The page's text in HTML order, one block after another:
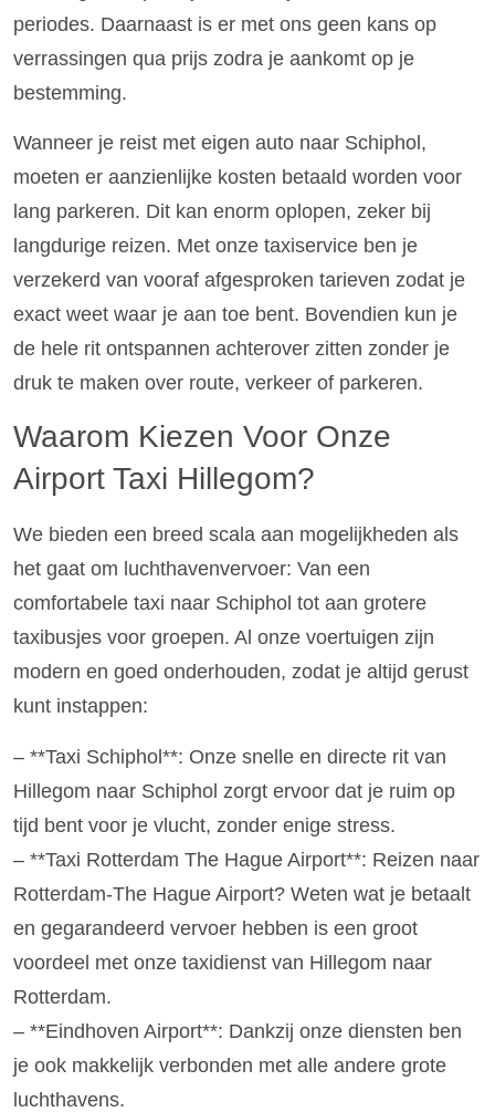
periodes. Daarnaast is er met ons geen kans op
verrassingen qua prijs zodra je aankomt op je
bestemming.
Wanneer je reist met eigen auto naar Schiphol,
moeten er aanzienlijke kosten betaald worden voor
lang parkeren. Dit kan enorm oplopen, zeker bij
langdurige reizen. Met onze taxiservice ben je
verzekerd van vooraf afgesproken tarieven zodat je
exact weet waar je aan toe bent. Bovendien kun je
de hele rit ontspannen achterover zitten zonder je
druk te maken over route, verkeer of parkeren.
Waarom Kiezen Voor Onze
Airport Taxi Hillegom?
We bieden een breed scala aan mogelijkheden als
het gaat om luchthavenvervoer: Van een
comfortabele taxi naar Schiphol tot aan grotere
taxibusjes voor groepen. Al onze voertuigen zijn
modern en goed onderhouden, zodat je altijd gerust
kunt instappen:
– **Taxi Schiphol**: Onze snelle en directe rit van
Hillegom naar Schiphol zorgt ervoor dat je ruim op
tijd bent voor je vlucht, zonder enige stress.
– **Taxi Rotterdam The Hague Airport**: Reizen naar
Rotterdam-The Hague Airport? Weten wat je betaalt
en gegarandeerd vervoer hebben is een groot
voordeel met onze taxidienst van Hillegom naar
Rotterdam.
– **Eindhoven Airport**: Dankzij onze diensten ben
je ook makkelijk verbonden met alle andere grote
luchthavens.